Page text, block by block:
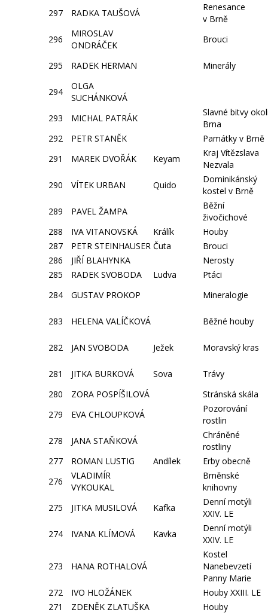
297 RADKA TAUŠOVÁ
Renesance
v Brně
296
MIROSLAV
ONDRÁČEK
Brouci
295 RADEK HERMAN Minerály
294
OLGA
SUCHÁNKOVÁ
293
MICHAL PATRÁK
Slavné bitvy
Brna
292
PETR STANĚK
Památky v Brně
291
MAREK DVOŘÁK Keyam
Kraj Vítězslava
Nezvala
290
VÍTEK URBAN Quido
Dominikánský
kostel v Brně
289
PAVEL ŽAMPA
Běžní
živočichové
288
IVA VITANOVSKÁ Králík
Houby
287
PETR STEINHAUSER Čuta
Brouci
286
JIŘÍ BLAHYNKA
Nerosty
285
RADEK SVOBODA Ludva
Ptáci
284
GUSTAV PROKOP Mineralogie
283 HELENA VALÍČKOVÁ Běžné houby
282 JAN SVOBODA Ježek Moravský kras
281 JITKA BURKOVÁ Sova
Trávy
280
ZORA POSPÍŠILOVÁ
Stránská skála
279
EVA CHLOUPKOVÁ
Pozorování
rostlin
278
JANA STAŇKOVÁ
Chráněné
rostliny
277
ROMAN LUSTIG Andílek
Erby obecně
276
VLADIMÍR
VYKOUKAL
Brněnské
knihovny
275
JITKA MUSILOVÁ Kafka
Denní motýli
XXIV. LE
274
IVANA KLÍMOVÁ Kavka
Denní motýli
XXIV. LE
273 HANA ROTHALOVÁ
Kostel
Nanebevzetí
Panny Marie
272
IVO HLOŽÁNEK
Houby XXIII. LE
271
ZDENĚK ZLATUŠKA
Houby